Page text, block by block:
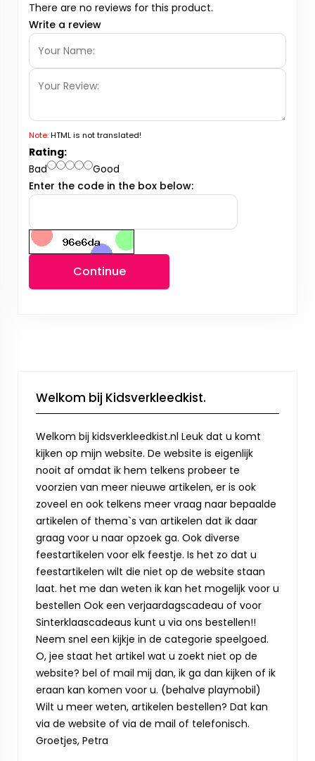
There are no reviews for this product.
Write a review
Note:HTML is not translated!
Rating:
Bad
Good
Enter the code in the box below:
Continue
Welkom bij Kidsverkleedkist.
Welkom bij kidsverkleedkist.nl Leuk dat u komt
kijken op mijn website. De website is eigenlijk
nooit af omdat ik hem telkens probeer te
voorzien van meer nieuwe artikelen, er is ook
zoveel en ook telkens meer vraag naar bepaalde
artikelen of thema`s van artikelen dat ik daar
graag voor u naar opzoek ga. Ook diverse
feestartikelen voor elk feestje. Is het zo dat u
feestartikelen wilt die niet op de website staan
laat. het me dan weten ik kan het mogelijk voor u
bestellen Ook een verjaardagscadeau of voor
Sinterklaascadeaus kunt u via ons bestellen!!
Neem snel een kijkje in de categorie speelgoed.
O, jee staat het artikel wat u zoekt niet op de
website? bel of mail mij dan, ik ga dan kijken of ik
eraan kan komen voor u. (behalve playmobil)
Wilt u meer weten, artikelen bestellen? Dat kan
via de website of via de mail of telefonisch.
Groetjes, Petra